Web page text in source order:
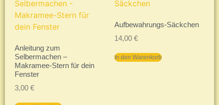
Anleitung zum
Selbermachen –
Makramee-Stern für dein
Fenster
3,00 €
Aufbewahrungs-Säckchen
14,00 €
In den Warenkorb